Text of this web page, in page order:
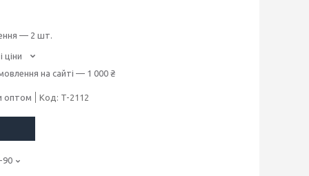
— 2 шт.
ціни
на сайті — 1 000 ₴
оптом Код: T-2112
90